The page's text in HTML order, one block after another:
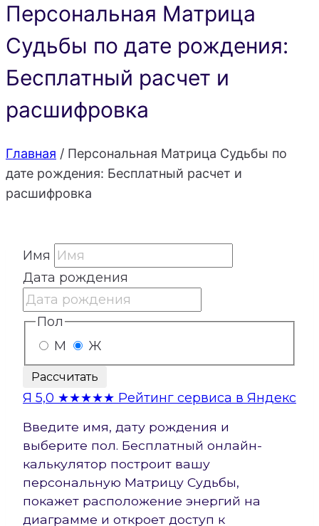
Персональная Матрица
Судьбы по дате рождения:
Бесплатный расчет и
расшифровка
Главная / Персональная Матрица Судьбы по
дате рождения: Бесплатный расчет и
расшифровка
Имя
Дата рождения
Пол
М
Ж
Рассчитать
Я 5,0 ★★★★★ Рейтинг сервиса в Яндекс
Введите имя, дату рождения и
выберите пол. Бесплатный онлайн-
калькулятор построит вашу
персональную Матрицу Судьбы,
покажет расположение энергий на
диаграмме и откроет доступ к